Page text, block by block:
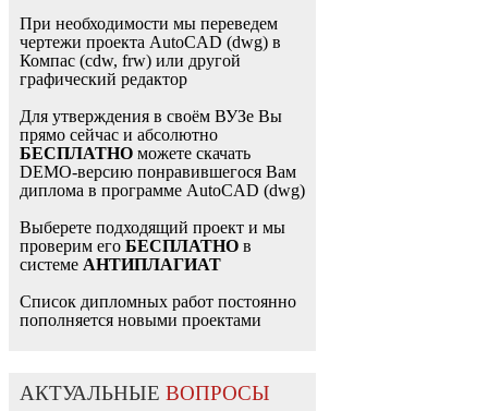
При необходимости мы переведем
чертежи проекта AutoCAD (dwg) в
Компас (cdw, frw) или другой
графический редактор
Для утверждения в своём ВУЗе Вы
прямо сейчас и абсолютно
БЕСПЛАТНО можете скачать
DEMO-версию понравившегося Вам
диплома в программе AutoCAD (dwg)
Выберете подходящий проект и мы
проверим его БЕСПЛАТНО в
системе АНТИПЛАГИАТ
Список дипломных работ постоянно
пополняется новыми проектами
АКТУАЛЬНЫЕ ВОПРОСЫ